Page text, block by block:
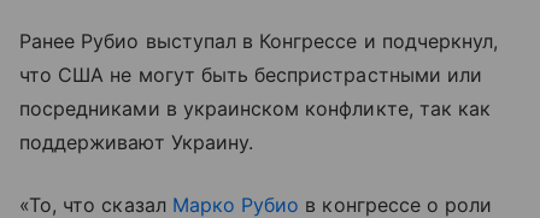
Ранее Рубио выступал в Конгрессе и подчеркнул,
что США не могут быть беспристрастными или
посредниками в украинском конфликте, так как
поддерживают Украину.
«То, что сказал Марко Рубио в конгрессе о роли